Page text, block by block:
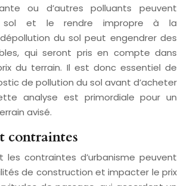
ou d’autres polluants peuvent
sol et le rendre impropre à la
du sol peut engendrer des
qui seront pris en compte dans
du terrain. Il est donc essentiel de
de pollution du sol avant d’acheter
analyse est primordiale pour un
avisé.
contraintes
les contraintes d’urbanisme peuvent
de construction et impacter le prix